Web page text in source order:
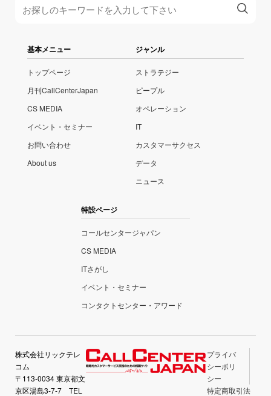
基本メニュー
トップページ
月刊CallCenterJapan
CS MEDIA
イベント・セミナー
お問い合わせ
About us
ジャンル
ストラテジー
ピープル
オペレーション
IT
カスタマーサクセス
データ
ニュース
特設ページ
コールセンタージャパン
CS MEDIA
ITさがし
イベント・セミナー
コンタクトセンター・アワード
株式会社リックテレ
コム
〒113-0034 東京都文
京区湯島3-7-7 TEL
プライバ
シーポリ
シー
特定商取引法